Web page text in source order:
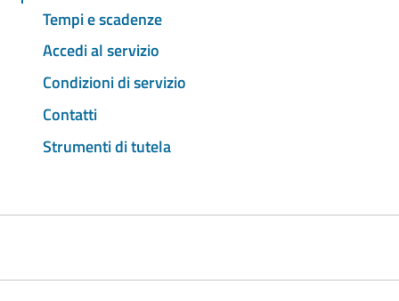
Tempi e scadenze
Accedi al servizio
Condizioni di servizio
Contatti
Strumenti di tutela